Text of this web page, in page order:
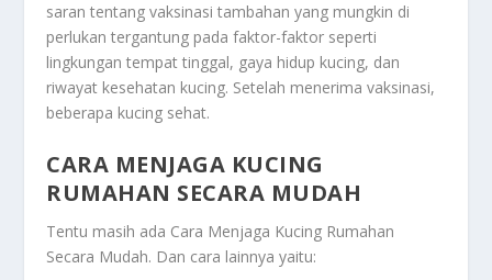
saran tentang vaksinasi tambahan yang mungkin di
perlukan tergantung pada faktor-faktor seperti
lingkungan tempat tinggal, gaya hidup kucing, dan
riwayat kesehatan kucing. Setelah menerima vaksinasi,
beberapa kucing sehat.
CARA MENJAGA KUCING
RUMAHAN SECARA MUDAH
Tentu masih ada Cara Menjaga Kucing Rumahan
Secara Mudah. Dan cara lainnya yaitu: